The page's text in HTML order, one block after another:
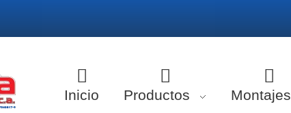
Inicio Productos Montajes